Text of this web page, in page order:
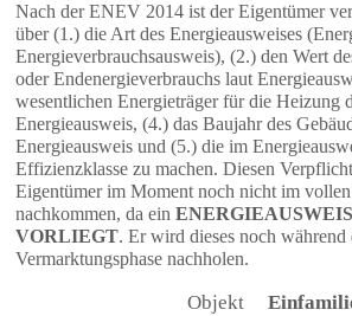
Nach der ENEV 2014 ist der Eigentümer
über (1.) die Art des Energieausweises
Energieverbrauchsausweis), (2.) den Wert
oder Endenergieverbrauchs laut
wesentlichen Energieträger für die Heizung
Energieausweis, (4.) das Baujahr des
Energieausweis und (5.) die im
Effizienzklasse zu machen. Diesen
Eigentümer im Moment noch nicht im
nachkommen, da ein
VORLIEGT. Er wird dieses noch während
Vermarktungsphase nachholen.
Objekt